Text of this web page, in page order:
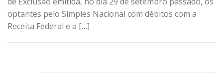
optantes pelo Simples Nacional com débitos com a
Receita Federal e a […]